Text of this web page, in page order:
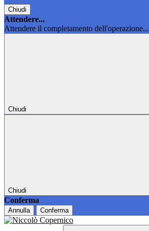
Chiudi
Attendere...
Attendere il completamento dell'operazione...
Chiudi
Chiudi
Conferma
Annulla Conferma